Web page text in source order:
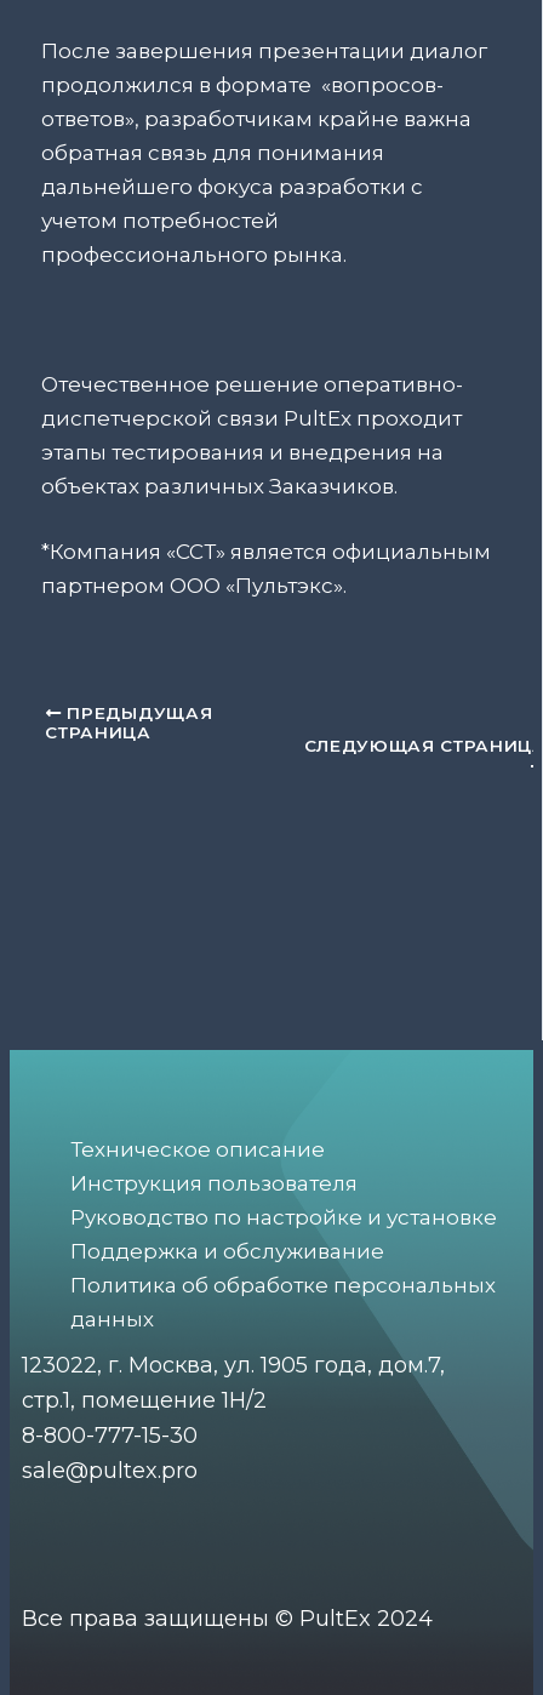
После завершения презентации диалог
продолжился в формате «вопросов-
ответов», разработчикам крайне важна
обратная связь для понимания
дальнейшего фокуса разработки с
учетом потребностей
профессионального рынка.
Отечественное решение оперативно-
диспетчерской связи PultEx проходит
этапы тестирования и внедрения на
объектах различных Заказчиков.
*Компания «ССТ» является официальным
партнером ООО «Пультэкс».
ПРЕДЫДУЩАЯ
СТРАНИЦА
СЛЕДУЮЩАЯ
Техническое описание
Инструкция пользователя
Руководство по настройке и установке
Поддержка и обслуживание
Политика об обработке персональных
данных
123022, г. Москва, ул. 1905 года, дом.7,
стр.1, помещение 1Н/2
8-800-777-15-30
sale@pultex.pro
Все права защищены © PultEx 2024